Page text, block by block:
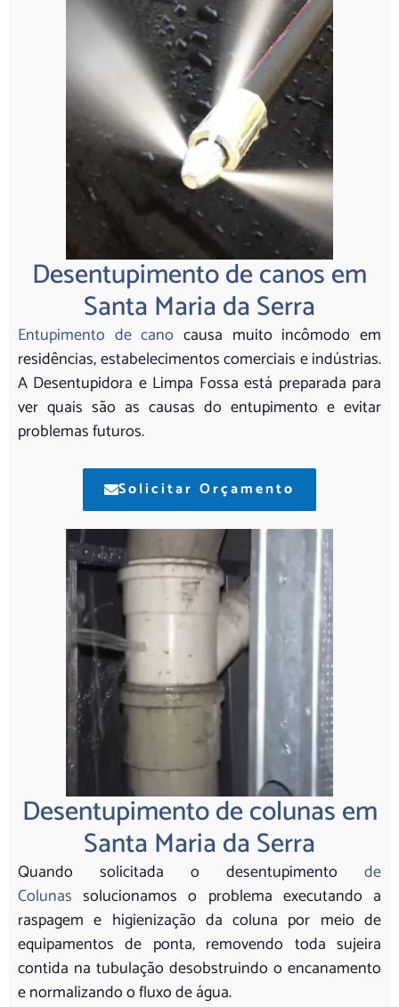
Desentupimento de canos em
Santa Maria da Serra
Entupimento de cano causa muito incômodo em
residências, estabelecimentos comerciais e indústrias.
A Desentupidora e Limpa Fossa está preparada para
ver quais são as causas do entupimento e evitar
problemas futuros.
Solicitar Orçamento
Desentupimento de colunas em
Santa Maria da Serra
Quando solicitada o desentupimento de
Colunas solucionamos o problema executando a
raspagem e higienização da coluna por meio de
equipamentos de ponta, removendo toda sujeira
contida na tubulação desobstruindo o encanamento
e normalizando o fluxo de água.